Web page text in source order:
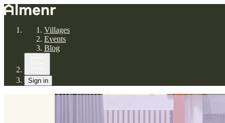
Villages
Events
Blog
Sign in